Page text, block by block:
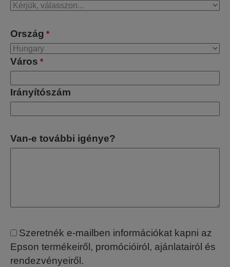
Ország *
Város *
Irányítószám
Van-e további igénye?
Szeretnék e-mailben információkat kapni az
Epson termékeiről, promócióiról, ajánlatairól és
rendezvényeiről.